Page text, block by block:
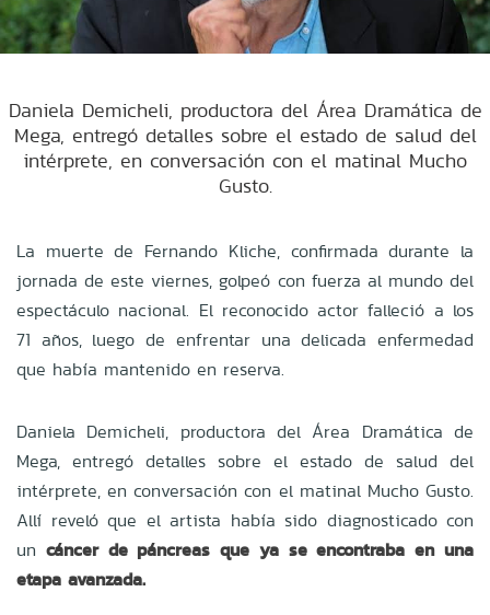
Daniela Demicheli, productora del Área Dramática de
Mega, entregó detalles sobre el estado de salud del
intérprete, en conversación con el matinal Mucho
Gusto.
La muerte de Fernando Kliche, confirmada durante la
jornada de este viernes, golpeó con fuerza al mundo del
espectáculo nacional. El reconocido actor falleció a los
71 años, luego de enfrentar una delicada enfermedad
que había mantenido en reserva.
Daniela Demicheli, productora del Área Dramática de
Mega, entregó detalles sobre el estado de salud del
intérprete, en conversación con el matinal Mucho Gusto.
Allí reveló que el artista había sido diagnosticado con
un cáncer de páncreas que ya se encontraba en una
etapa avanzada.